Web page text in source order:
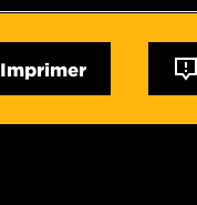
Imprimer